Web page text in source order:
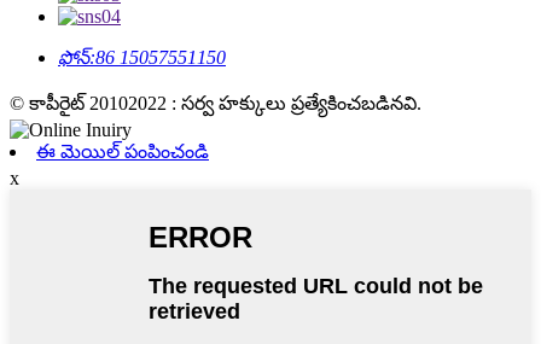
ఫోన్:86 15057551150
© కాపీరైట్ 20102022 : సర్వ హక్కులు ప్రత్యేకించబడినవి.
ఈ మెయిల్ పంపించండి
x